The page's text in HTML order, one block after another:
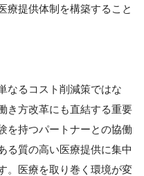
療提供体制を構築すること
なるコスト削減策ではな
き方改革にも直結する重要
を持つパートナーとの協働
る質の高い医療提供に集中
。医療を取り巻く環境が変